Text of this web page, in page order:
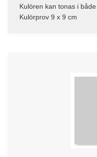
Kulören kan tonas i
Kulörprov 9 x 9 cm